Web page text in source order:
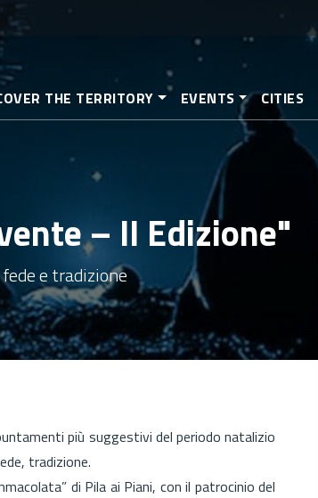
content
THE TERRITORY EVENTS CITIES
– II Edizione"
e tradizione
più suggestivi del periodo natalizio
tradizione.
di Pila ai Piani, con il patrocinio del